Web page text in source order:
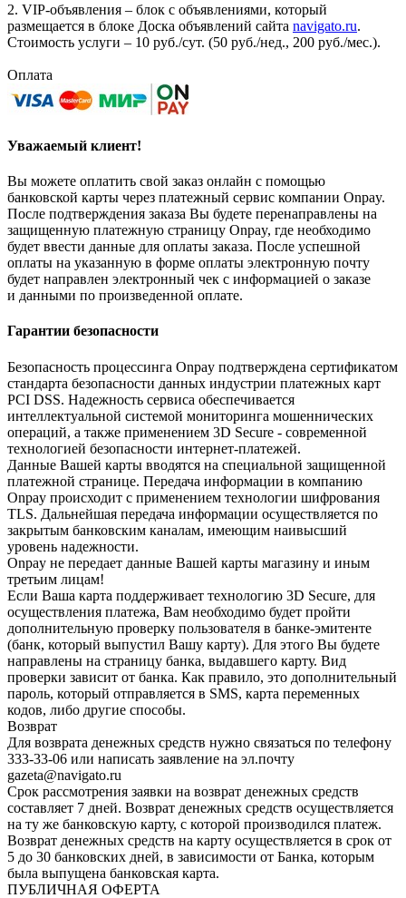
2. VIP-объявления – блок с объявлениями, который
размещается в блоке Доска объявлений сайта navigato.ru.
Стоимость услуги – 10 руб./сут. (50 руб./нед., 200 руб./мес.).
Оплата
Уважаемый клиент!
Вы можете оплатить свой заказ онлайн с помощью
банковской карты через платежный сервис компании Onpay.
После подтверждения заказа Вы будете перенаправлены на
защищенную платежную страницу Onpay, где необходимо
будет ввести данные для оплаты заказа. После успешной
оплаты на указанную в форме оплаты электронную почту
будет направлен электронный чек с информацией о заказе
и данными по произведенной оплате.
Гарантии безопасности
Безопасность процессинга Onpay подтверждена сертификатом
стандарта безопасности данных индустрии платежных карт
PCI DSS. Надежность сервиса обеспечивается
интеллектуальной системой мониторинга мошеннических
операций, а также применением 3D Secure - современной
технологией безопасности интернет-платежей.
Данные Вашей карты вводятся на специальной защищенной
платежной странице. Передача информации в компанию
Onpay происходит с применением технологии шифрования
TLS. Дальнейшая передача информации осуществляется по
закрытым банковским каналам, имеющим наивысший
уровень надежности.
Onpay не передает данные Вашей карты магазину и иным
третьим лицам!
Если Ваша карта поддерживает технологию 3D Secure, для
осуществления платежа, Вам необходимо будет пройти
дополнительную проверку пользователя в банке-эмитенте
(банк, который выпустил Вашу карту). Для этого Вы будете
направлены на страницу банка, выдавшего карту. Вид
проверки зависит от банка. Как правило, это дополнительный
пароль, который отправляется в SMS, карта переменных
кодов, либо другие способы.
Возврат
Для возврата денежных средств нужно связаться по телефону
333-33-06 или написать заявление на эл.почту
gazeta@navigato.ru
Срок рассмотрения заявки на возврат денежных средств
составляет 7 дней. Возврат денежных средств осуществляется
на ту же банковскую карту, с которой производился платеж.
Возврат денежных средств на карту осуществляется в срок от
5 до 30 банковских дней, в зависимости от Банка, которым
была выпущена банковская карта.
ПУБЛИЧНАЯ ОФЕРТА